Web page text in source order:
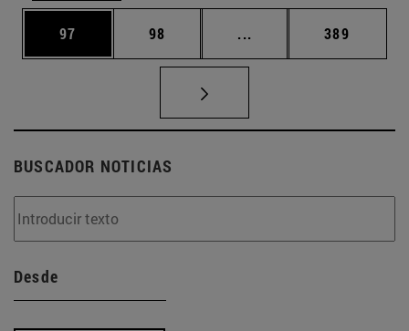
Página
97 Página
98 ... Páginas intermedias
Página
389
BUSCADOR NOTICIAS
Desde